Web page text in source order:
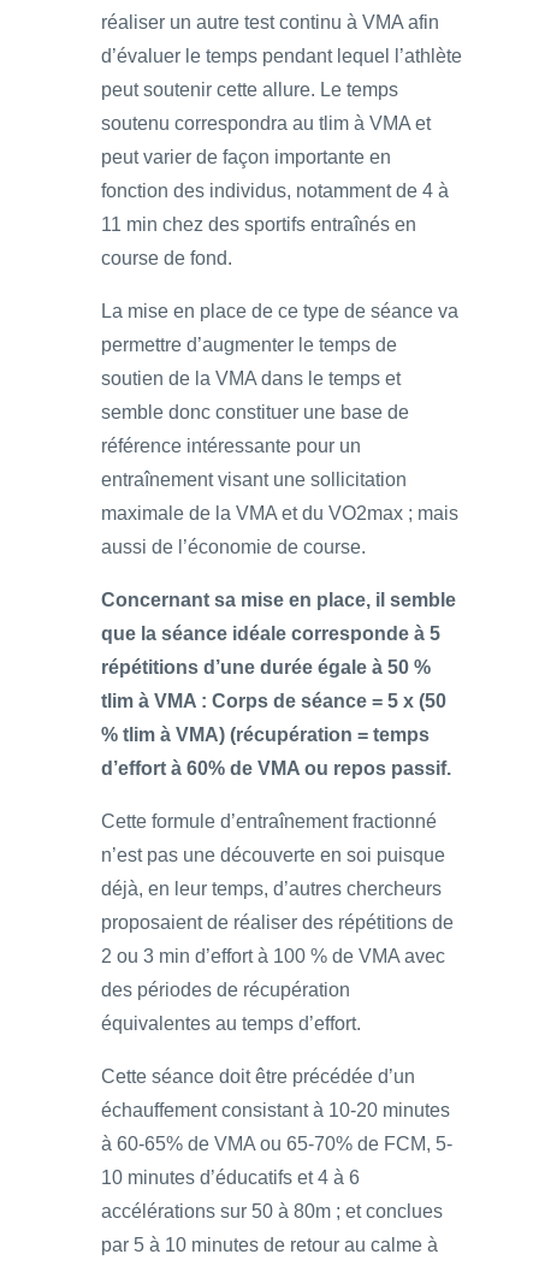
réaliser un autre test continu à VMA afin
d’évaluer le temps pendant lequel l’athlète
peut soutenir cette allure. Le temps
soutenu correspondra au tlim à VMA et
peut varier de façon importante en
fonction des individus, notamment de 4 à
11 min chez des sportifs entraînés en
course de fond.
La mise en place de ce type de séance va
permettre d’augmenter le temps de
soutien de la VMA dans le temps et
semble donc constituer une base de
référence intéressante pour un
entraînement visant une sollicitation
maximale de la VMA et du VO2max ; mais
aussi de l’économie de course.
Concernant sa mise en place, il semble
que la séance idéale corresponde à 5
répétitions d’une durée égale à 50 %
tlim à VMA : Corps de séance = 5 x (50
% tlim à VMA) (récupération = temps
d’effort à 60% de VMA ou repos passif.
Cette formule d’entraînement fractionné
n’est pas une découverte en soi puisque
déjà, en leur temps, d’autres chercheurs
proposaient de réaliser des répétitions de
2 ou 3 min d’effort à 100 % de VMA avec
des périodes de récupération
équivalentes au temps d’effort.
Cette séance doit être précédée d’un
échauffement consistant à 10-20 minutes
à 60-65% de VMA ou 65-70% de FCM, 5-
10 minutes d’éducatifs et 4 à 6
accélérations sur 50 à 80m ; et conclues
par 5 à 10 minutes de retour au calme à